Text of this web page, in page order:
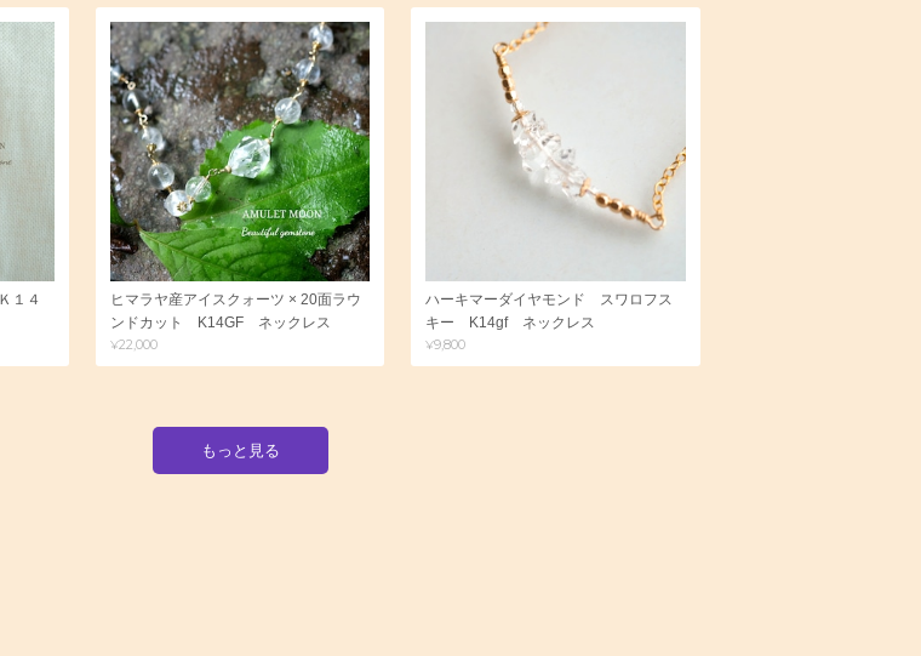
１４
ヒマラヤ産アイスクォーツ × 20面ラウ
ンドカット K14GF ネックレス
¥22,000
ハーキマーダイヤモンド スワロフス
キー K14gf ネックレス
¥9,800
もっと見る